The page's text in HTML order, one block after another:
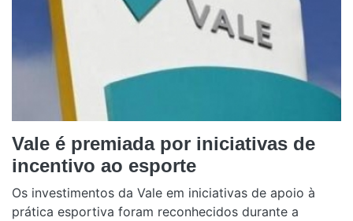
Vale é premiada por iniciativas de
incentivo ao esporte
Os investimentos da Vale em iniciativas de apoio à
prática esportiva foram reconhecidos durante a